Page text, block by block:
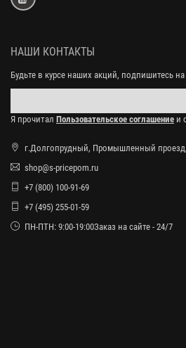
НАШИ КОНТАКТЫ
Будьте в курсе наших акций, подпишитесь
Я прочитал Пользовательское соглашение и
г.Долгопрудный, Промышленный проезд,
shop@s-pricepom.ru
+7 (800) 100-91-69
+7 (495) 255-01-59
ПН-ПТН: 9:00-19:00Заказ на сайте - 24/7